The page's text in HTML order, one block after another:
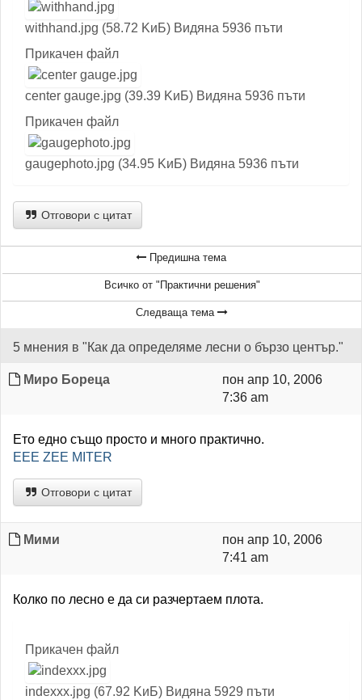
withhand.jpg (58.72 KиБ) Видяна 5936 пъти
Прикачен файл
center gauge.jpg (39.39 KиБ) Видяна 5936 пъти
Прикачен файл
gaugephoto.jpg (34.95 KиБ) Видяна 5936 пъти
Отговори с цитат
Предишна тема
Всичко от "Практични решения"
Следваща тема
5 мнения в "Как да определяме лесни о бързо център."
Миро Бореца
пон апр 10, 2006
7:36 am
Ето едно също просто и много практично.
EEE ZEE MITER
Отговори с цитат
Мими
пон апр 10, 2006
7:41 am
Колко по лесно е да си разчертаем плота.
Прикачен файл
indexxx.jpg (67.92 KиБ) Видяна 5929 пъти